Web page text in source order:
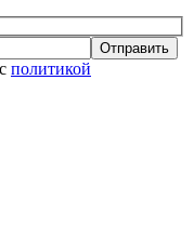
Отправить
политикой